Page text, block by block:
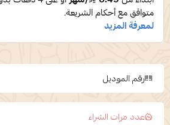
رقم الموديل
عدد مرات الشراء